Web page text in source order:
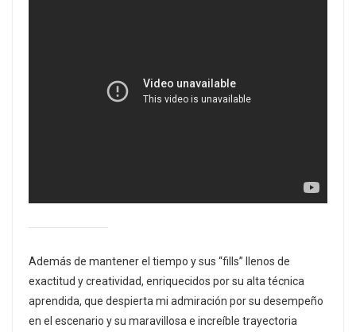
Además de mantener el tiempo y sus “fills” llenos de
exactitud y creatividad, enriquecidos por su alta técnica
aprendida, que despierta mi admiración por su desempeño
en el escenario y su maravillosa e increíble trayectoria